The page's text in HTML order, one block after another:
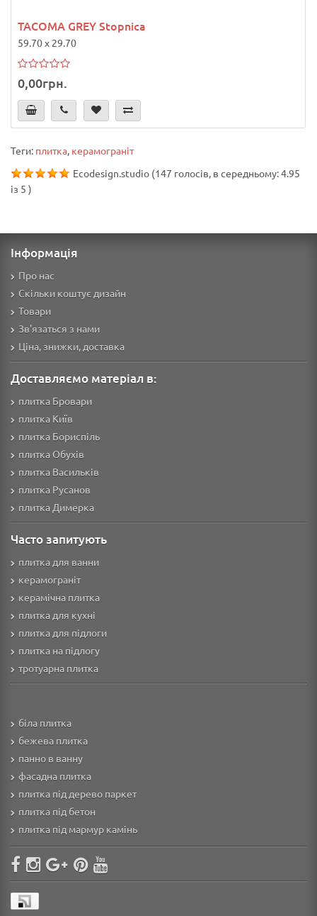
TACOMA GREY Stopnica
59.70 x 29.70
0,00грн.
Теги: плитка, керамограніт
Ecodesign.studio (147 голосів, в середньому:4.95
із 5 )
Інформація
Про нас
Скільки коштує дизайн
Товари
Зв'язаться з нами
Ціна, знижки, доставка
Доставляємо матеріал в:
плитка Бровари
плитка Київ
плитка Бориспіль
плитка Обухів
плитка Васильків
плитка Русанов
плитка Димерка
Часто запитують
плитка для ванни
керамограніт
керамічна плитка
плитка для кухні
плитка для підлоги
плитка на підлогу
тротуарна плитка
біла плитка
бежева плитка
панно в ванну
фасадна плитка
плитка під дерево паркет
плитка під бетон
плитка під мармур камінь